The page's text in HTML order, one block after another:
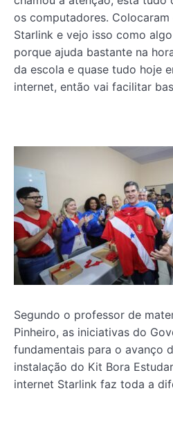
os computadores.
Starlink e vejo isso como
porque ajuda bastante na
da escola e quase tudo hoje
internet, então vai facilitar
Segundo o professor de
Pinheiro, as iniciativas do
fundamentais para o avanço
instalação do Kit Bora
internet Starlink faz toda a